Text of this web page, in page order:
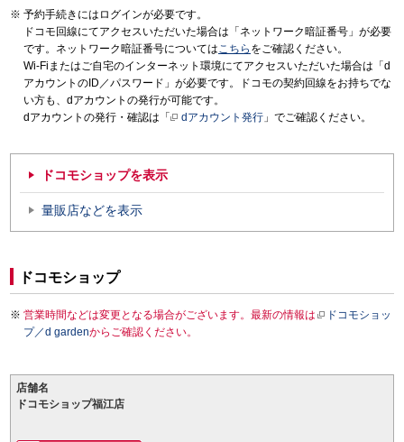
予約手続きにはログインが必要です。
ドコモ回線にてアクセスいただいた場合は「ネットワーク暗証番号」が必要
です。ネットワーク暗証番号についてはこちら をご確認ください。
Wi-Fiまたはご自宅のインターネット環境にてアクセスいただいた場合は「d
アカウントのID／パスワード」が必要です。ドコモの契約回線をお持ちでな
い方も、dアカウントの発行が可能です。
dアカウントの発行・確認は「
dアカウント発行 」でご確認ください。
ドコモショップを表示
量販店などを表示
ドコモショップ
営業時間などは変更となる場合がございます。最新の情報は
ドコモショッ
プ／d gardenからご確認ください。
店舗名
ドコモショップ福江店